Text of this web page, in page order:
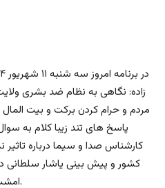
زاده: نگاهی به نظام ضد بشری
مردم و حرام کردن برکت و بیت
پاسخ های تند زیبا کلام به
کارشناس صدا و سیما درباره
کشور و پیش بینی یاشار سلطانی
امشب را ببينيد و ناگفته ها را بشنويد.